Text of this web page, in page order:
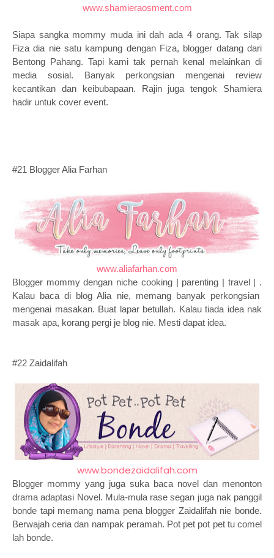
www.shamieraosment.com
Siapa sangka mommy muda ini dah ada 4 orang. Tak silap
Fiza dia nie satu kampung dengan Fiza, blogger datang dari
Bentong Pahang. Tapi kami tak pernah kenal melainkan di
media sosial. Banyak perkongsian mengenai review
kecantikan dan keibubapaan. Rajin juga tengok Shamiera
hadir untuk cover event.
#21 Blogger Alia Farhan
www.aliafarhan.com
Blogger mommy dengan niche cooking | parenting | travel | .
Kalau baca di blog Alia nie, memang banyak perkongsian
mengenai masakan. Buat lapar betullah. Kalau tiada idea nak
masak apa, korang pergi je blog nie. Mesti dapat idea.
#22 Zaidalifah
www.bondezaidalifah.com
Blogger mommy yang juga suka baca novel dan menonton
drama adaptasi Novel. Mula-mula rase segan juga nak panggil
bonde tapi memang nama pena blogger Zaidalifah nie bonde.
Berwajah ceria dan nampak peramah. Pot pet pot pet tu comel
lah bonde.